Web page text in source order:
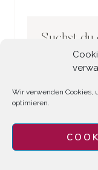
Wir verwenden Cookies,
optimieren.
Suchst du
Search